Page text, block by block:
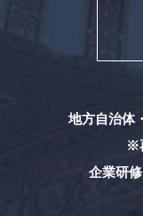
地方自治体
※
企業研